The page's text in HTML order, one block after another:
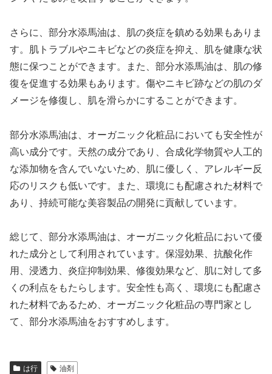
さらに、部分水添馬油は、肌の炎症を鎮める効果もありま
す。肌トラブルやニキビなどの炎症を抑え、肌を健康な状
態に保つことができます。また、部分水添馬油は、肌の修
復を促進する効果もあります。傷やニキビ跡などの肌のダ
メージを修復し、肌を滑らかにすることができます。
部分水添馬油は、オーガニック化粧品においても安全性が
高い成分です。天然の成分であり、合成化学物質や人工的
な添加物を含んでいないため、肌に優しく、アレルギー反
応のリスクも低いです。また、環境にも配慮された材料で
あり、持続可能な美容製品の開発に貢献しています。
総じて、部分水添馬油は、オーガニック化粧品において優
れた成分として利用されています。保湿効果、抗酸化作
用、浸透力、炎症抑制効果、修復効果など、肌に対して多
くの利点をもたらします。安全性も高く、環境にも配慮さ
れた材料であるため、オーガニック化粧品の専門家とし
て、部分水添馬油をおすすめします。
は行 油剤